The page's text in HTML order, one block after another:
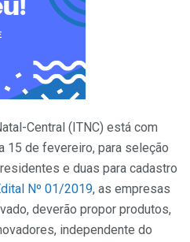
Central (ITNC) está com
15 de fevereiro, para seleção
e duas para cadastro
Nº 01/2019, as empresas
deverão propor produtos,
independente do